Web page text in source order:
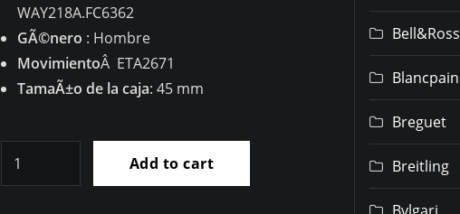
WAY218A.FC6362
GÃ©nero : Hombre
MovimientoÂ ETA2671
TamaÃ±o de la caja: 45 mm
Add to cart
Bell&Ross
Blancpain
Breguet
Breitling